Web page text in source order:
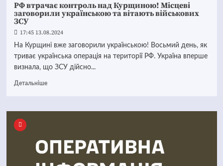
РФ втрачає контроль над Курщиною! Місцеві
заговорили українською та вітають військових
ЗСУ
17:45 13.08.2024
На Курщині вже заговорили українською! Восьмий день, як
триває українська операція на території РФ. Україна вперше
визнала, що ЗСУ дійсно...
Детальніше